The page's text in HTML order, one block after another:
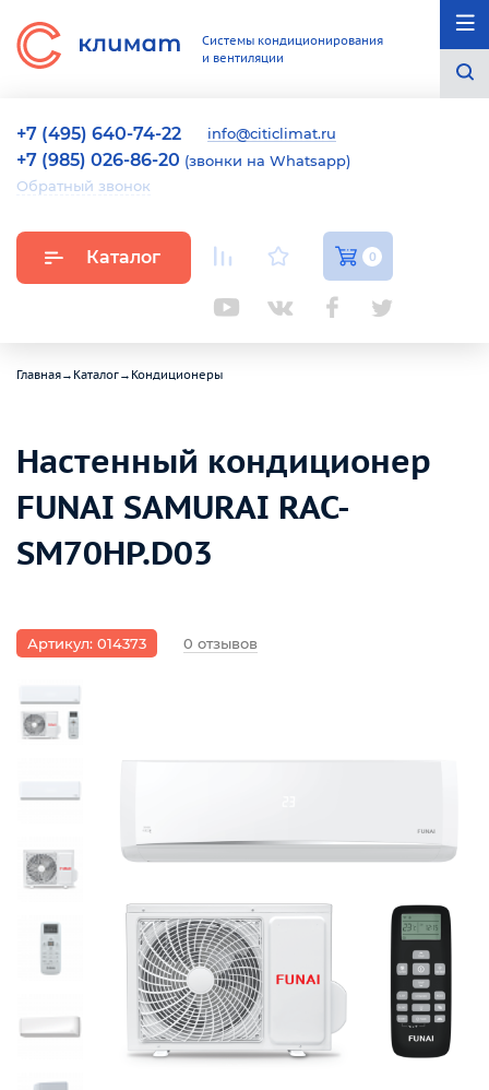
Системы кондиционирования
и вентиляции
+7 (495) 640-74-22 info@citiclimat.ru
+7 (985) 026-86-20 (звонки на Whatsapp)
Обратный звонок
Каталог 0
Главная→ Каталог→ Кондиционеры
Настенный кондиционер
FUNAI SAMURAI RAC-
SM70HP.D03
Артикул: 014373 0 отзывов